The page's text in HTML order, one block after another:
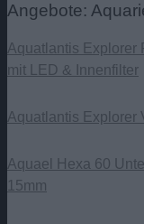
Angebote:
Aquatlantis Explorer
mit LED & Innenfilter
Aquatlantis Explorer
Aquael Hexa 60
15mm